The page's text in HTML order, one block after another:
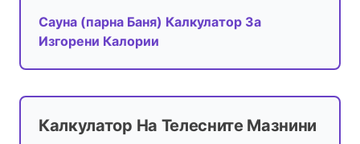
Сауна (парна Баня) Калкулатор За
Изгорени Калории
Калкулатор На Телесните Мазнини